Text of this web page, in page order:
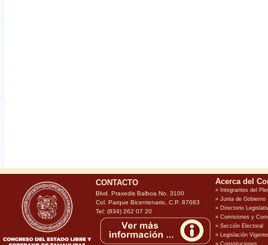
CONTACTO
Blvd. Praxedis Balboa No. 3100
Col. Parque Bicentenario, C.P. 87083
Tel: (834) 262 07 20